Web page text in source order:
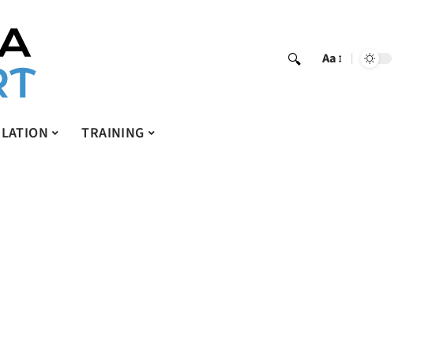
Aa
TRAINING